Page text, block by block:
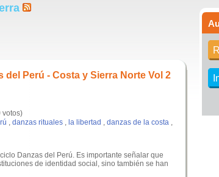
del Perú - Costa y Sierra Norte Vol 2
votos)
, danzas rituales , la libertad , danzas de la costa ,
Danzas del Perú. Es importante señalar que
de identidad social, sino también se han